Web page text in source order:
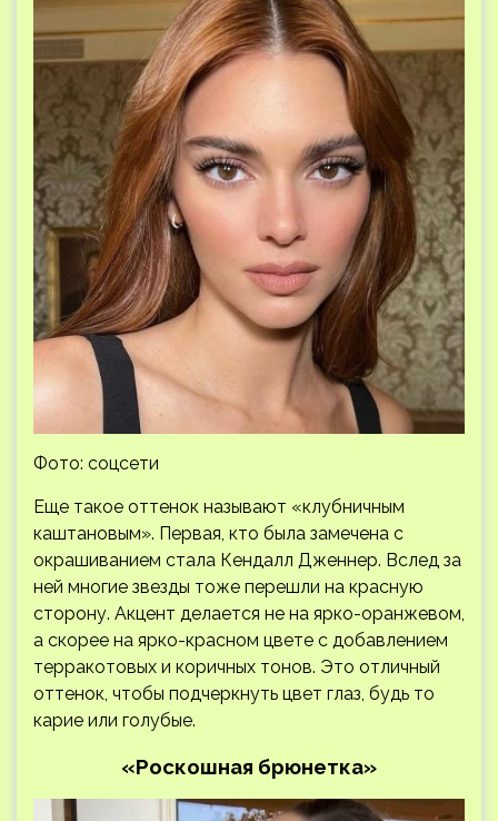
Фото: соцсети
Еще такое оттенок называют «клубничным
каштановым». Первая, кто была замечена с
окрашиванием стала Кендалл Дженнер. Вслед за
ней многие звезды тоже перешли на красную
сторону. Акцент делается не на ярко-оранжевом,
а скорее на ярко-красном цвете с добавлением
терракотовых и коричных тонов. Это отличный
оттенок, чтобы подчеркнуть цвет глаз, будь то
карие или голубые.
«Роскошная брюнетка»